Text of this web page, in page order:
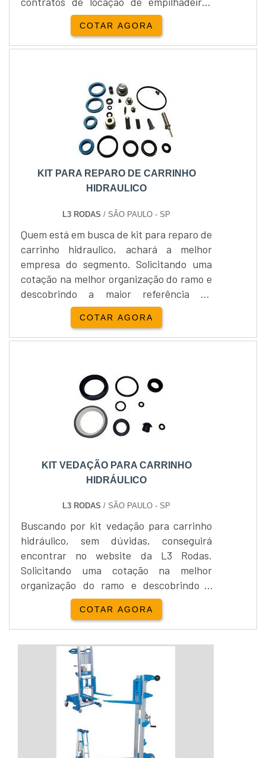
podem variar de uma diária à necessidade
do cliente, sempre com intuito de
proporcionar o melhor para os
empilhadeiras, a Empipapa realiza a
venda de empilhadeira...
COTAR AGORA
KIT PARA REPARO DE CARRINHO
HIDRAULICO
L3 RODAS / SÃO PAULO - SP
Quem está em busca de kit para reparo de
carrinho hidraulico, achará a melhor
empresa do segmento. Solicitando uma
cotação na melhor organização do ramo e
descobrindo a maior referência de
qualidade da área de atuação.UM POUCO
MAIS SOBRE KIT PARA REPARO DE
CARRINHO HIDRAULICOQuem quer
comprometida com os serviços, acha a L3
Rodas. Disponibilizando para os clientes
COTAR AGORA
KIT VEDAÇÃO PARA CARRINHO
HIDRÁULICO
L3 RODAS / SÃO PAULO - SP
Buscando por kit vedação para carrinho
hidráulico, sem dúvidas, conseguirá
encontrar no website da L3 Rodas.
Solicitando uma cotação na melhor
organização do ramo e descobrindo a
maior referência de qualidade da área de
atuação, a aquisição é mais segura.É
importante lembrar que o produto deve
ser adquirido com empresas
especializadas. Esse tipo de cuidado
ajuda a garantir a qualidade e
durabilidade dos materiais, além de evitar
COTAR AGORA